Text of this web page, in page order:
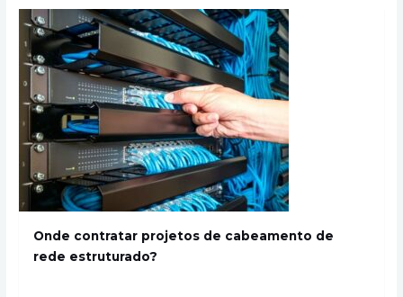
Onde contratar projetos de cabeamento de
rede estruturado?